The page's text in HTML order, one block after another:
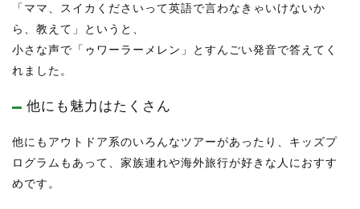
「ママ、スイカくださいって英語で言わなきゃいけないか
ら、教えて」というと、
小さな声で「ゥワーラーメレン」とすんごい発音で答えてく
れました。
他にも魅力はたくさん
他にもアウトドア系のいろんなツアーがあったり、キッズプ
ログラムもあって、家族連れや海外旅行が好きな人におすす
めです。